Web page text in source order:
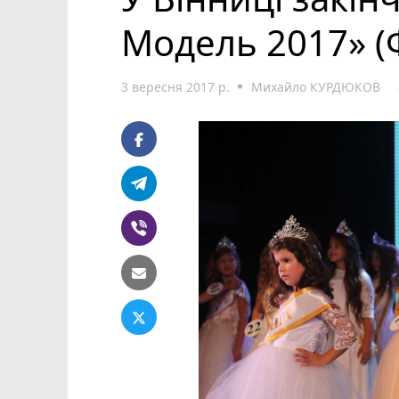
Модель 2017»
3 вересня 2017 р. Михайло КУРДЮКОВ